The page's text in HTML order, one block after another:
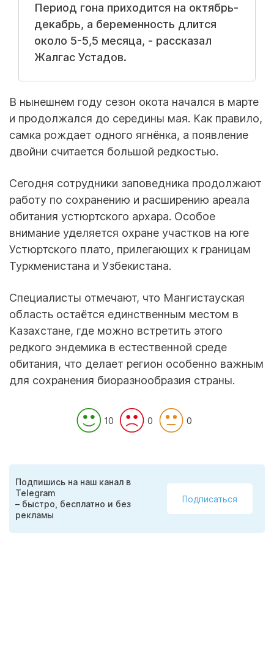
Период гона приходится на октябрь-
декабрь, а беременность длится
около 5-5,5 месяца, - рассказал
Жалгас Устадов.
В нынешнем году сезон окота начался в марте
и продолжался до середины мая. Как правило,
самка рождает одного ягнёнка, а появление
двойни считается большой редкостью.
Сегодня сотрудники заповедника продолжают
работу по сохранению и расширению ареала
обитания устюртского архара. Особое
внимание уделяется охране участков на юге
Устюртского плато, прилегающих к границам
Туркменистана и Узбекистана.
Специалисты отмечают, что Мангистауская
область остаётся единственным местом в
Казахстане, где можно встретить этого
редкого эндемика в естественной среде
обитания, что делает регион особенно важным
для сохранения биоразнообразия страны.
10 0 0
Подпишись на наш канал в
Telegram
– быстро, бесплатно и без
рекламы
Подписаться